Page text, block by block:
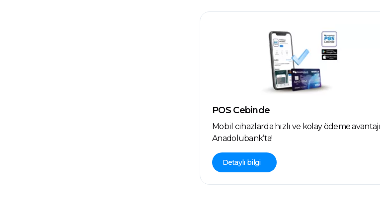
POS Cebinde
Mobil cihazlarda hızlı ve kolay ödeme avantajı
Anadolubank’ta!
Detaylı bilgi